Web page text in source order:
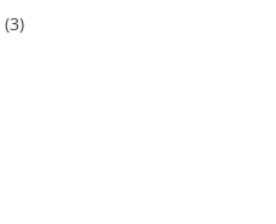
(3)